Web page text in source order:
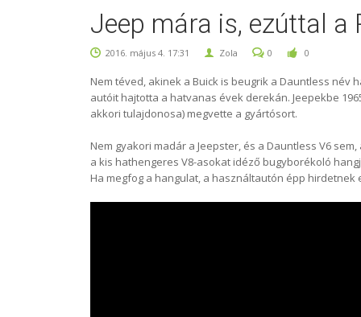
Jeep mára is, ezúttal
2016. május 4. 17:31 Zola 0 0
Nem téved, akinek a Buick is beugrik a Dauntless név
autóit hajtotta a hatvanas évek derekán. Jeepekbe
akkori tulajdonosa) megvette a gyártósort.
Nem gyakori madár a Jeepster, és a Dauntless V6
a kis hathengeres V8-asokat idéző bugyborékoló
Ha megfog a hangulat, a használtautón épp hirdetnek